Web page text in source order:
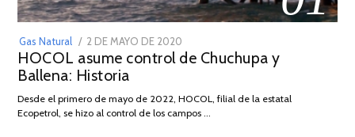
Gas Natural
POSTED
ON
2 DE MAYO DE 2020
DE
2026
HOCOL asume control de Chuchupa y
Ballena: Historia
Desde el primero de mayo de 2022, HOCOL, filial de la estatal
Ecopetrol, se hizo al control de los campos …